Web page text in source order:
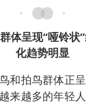
体呈现“哑铃状
化趋势明显
和拍鸟群体正
来越多的年轻